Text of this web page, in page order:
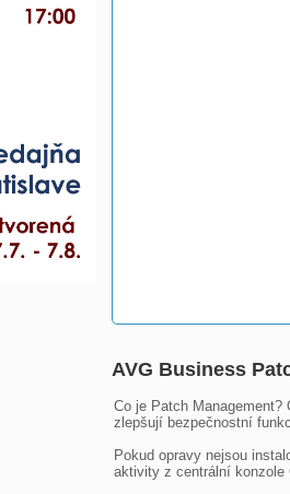
AVG Business
Co je Patch
zlepšují bezpečnostní
Pokud opravy nejsou
aktivity z centrální konzole